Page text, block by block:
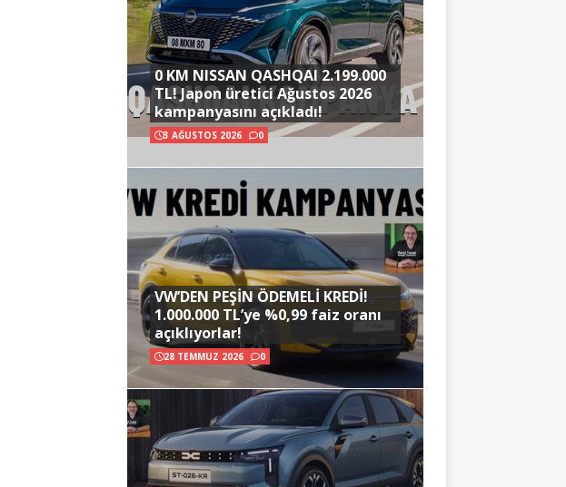
0 KM NISSAN QASHQAI 2.199.000
TL! Japon üretici Ağustos 2026
kampanyasını açıkladı!
3 AĞUSTOS 2026 0
VW’DEN PEŞİN ÖDEMELİ KREDİ!
1.000.000 TL’ye %0,99 faiz oranı
açıklıyorlar!
28 TEMMUZ 2026 0